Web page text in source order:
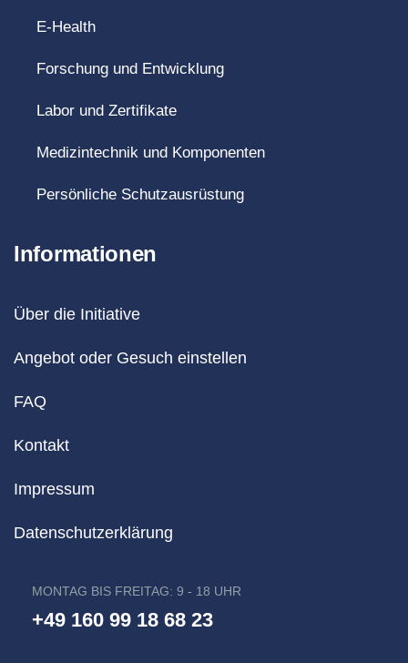
E-Health
Forschung und Entwicklung
Labor und Zertifikate
Medizintechnik und Komponenten
Persönliche Schutzausrüstung
Informationen
Über die Initiative
Angebot oder Gesuch einstellen
FAQ
Kontakt
Impressum
Datenschutzerklärung
MONTAG BIS FREITAG: 9 - 18 UHR
+49 160 99 18 68 23